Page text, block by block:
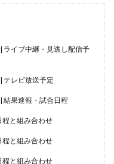
ライブ中継・見逃し配信予
テレビ放送予定
結果速報・試合日程
と組み合わせ
と組み合わせ
と組み合わせ